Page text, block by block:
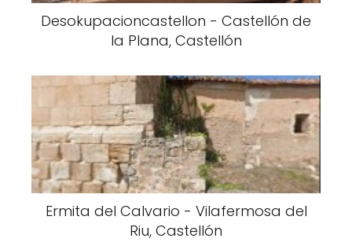
Desokupacioncastellon - Castellón de
la Plana, Castellón
Ermita del Calvario - Vilafermosa del
Riu, Castellón